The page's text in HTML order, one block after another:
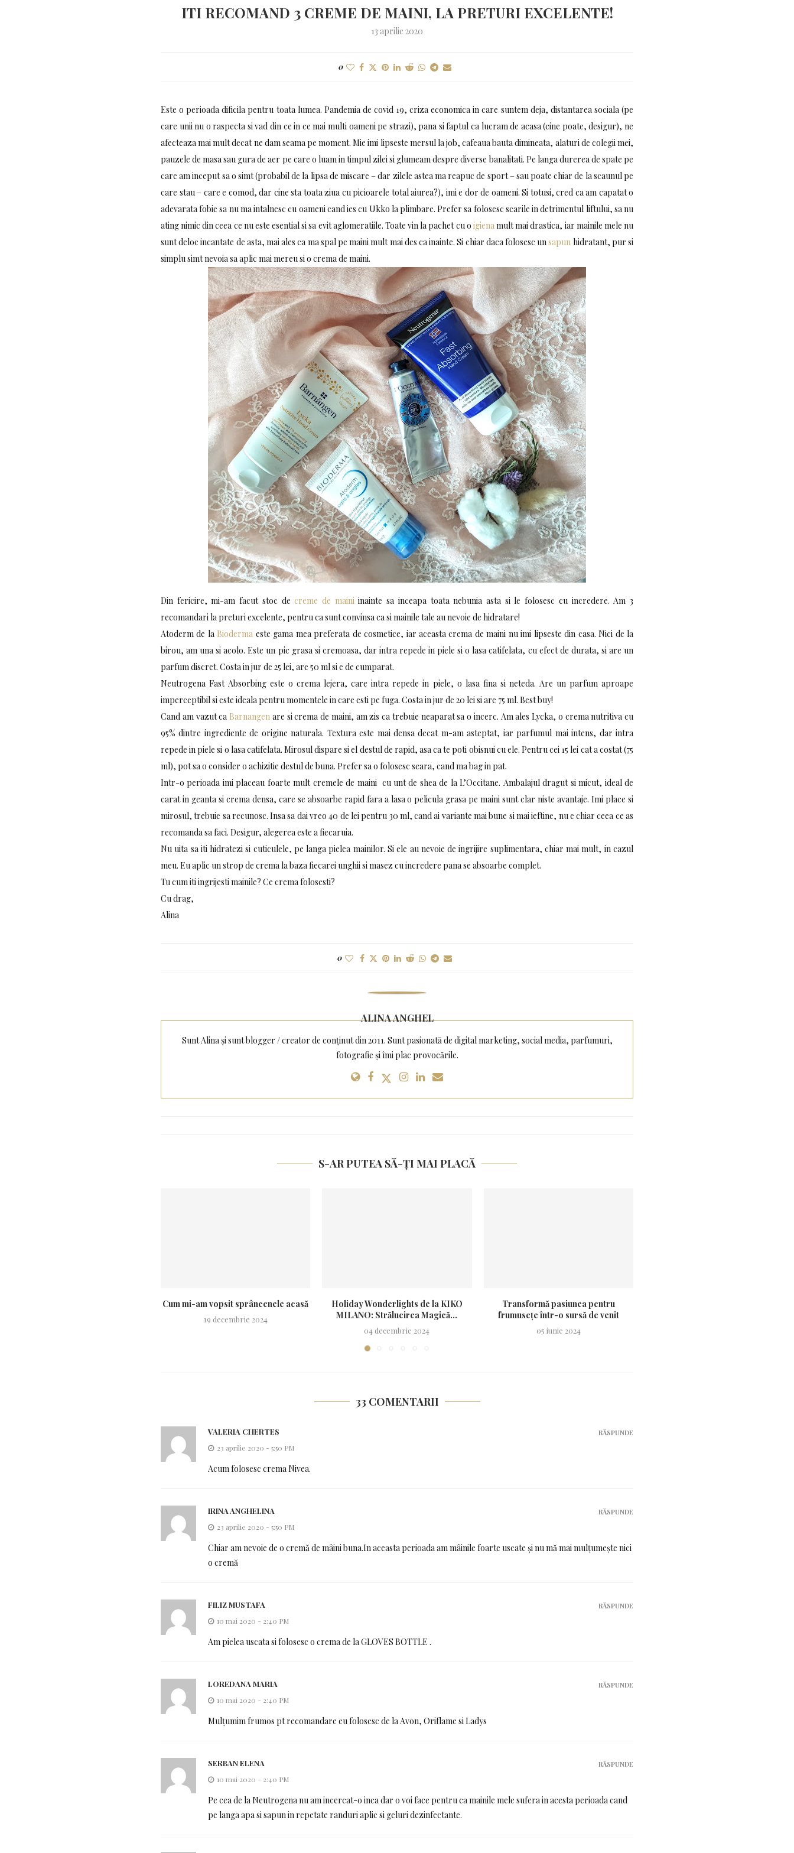
ITI RECOMAND 3 CREME DE MAINI, LA PRETURI EXCELENTE!
13 aprilie 2020
0
Este o perioada dificila pentru toata lumea. Pandemia de covid 19, criza economica in care suntem deja, distantarea sociala (pe
care unii nu o raspecta si vad din ce in ce mai multi oameni pe strazi), pana si faptul ca lucram de acasa (cine poate, desigur), ne
afecteaza mai mult decat ne dam seama pe moment. Mie imi lipseste mersul la job, cafeaua bauta dimineata, alaturi de colegii mei,
pauzele de masa sau gura de aer pe care o luam in timpul zilei si glumeam despre diverse banalitati. Pe langa durerea de spate pe
care am inceput sa o simt (probabil de la lipsa de miscare – dar zilele astea ma reapuc de sport – sau poate chiar de la scaunul pe
care stau – care e comod, dar cine sta toata ziua cu picioarele total aiurea?), imi e dor de oameni. Si totusi, cred ca am capatat o
adevarata fobie sa nu ma intalnesc cu oameni cand ies cu Ukko la plimbare. Prefer sa folosesc scarile in detrimentul liftului, sa nu
ating nimic din ceea ce nu este esential si sa evit aglomeratiile. Toate vin la pachet cu o igienamult mai drastica, iar mainile mele nu
sunt deloc incantate de asta, mai ales ca ma spal pe maini mult mai des ca inainte. Si chiar daca folosesc unsapun hidratant, pur si
simplu simt nevoia sa aplic mai mereu si o crema de maini.
Din fericire, mi-am facut stoc decreme de mainiinainte sa inceapa toata nebunia asta si le folosesc cu incredere. Am 3
recomandari la preturi excelente, pentru ca sunt convinsa ca si mainile tale au nevoie de hidratare!
Atoderm de la Bioderma este gama mea preferata de cosmetice, iar aceasta crema de maini nu imi lipseste din casa. Nici de la
birou, am una si acolo. Este un pic grasa si cremoasa, dar intra repede in piele si o lasa catifelata, cu efect de durata, si are un
parfum discret. Costa in jur de 25 lei, are 50 ml si e de cumparat.
Neutrogena Fast Absorbing este o crema lejera, care intra repede in piele, o lasa fina si neteda. Are un parfum aproape
imperceptibil si este ideala pentru momentele in care esti pe fuga. Costa in jur de 20 lei si are 75 ml. Best buy!
Cand am vazut ca Barnangen are si crema de maini, am zis ca trebuie neaparat sa o incerc. Am ales Lycka, o crema nutritiva cu
95% dintre ingrediente de origine naturala. Textura este mai densa decat m-am asteptat, iar parfumul mai intens, dar intra
repede in piele si o lasa catifelata. Mirosul dispare si el destul de rapid, asa ca te poti obisnui cu ele. Pentru cei 15 lei cat a costat (75
ml), pot sa o consider o achizitie destul de buna. Prefer sa o folosesc seara, cand ma bag in pat.
Intr-o perioada imi placeau foarte mult cremele de maini cu unt de shea de la L’Occitane. Ambalajul dragut si micut, ideal de
carat in geanta si crema densa, care se absoarbe rapid fara a lasa o pelicula grasa pe maini sunt clar niste avantaje. Imi place si
mirosul, trebuie sa recunosc. Insa sa dai vreo 40 de lei pentru 30 ml, cand ai variante mai bune si mai ieftine, nu e chiar ceea ce as
recomanda sa faci. Desigur, alegerea este a fiecaruia.
Nu uita sa iti hidratezi si cuticulele, pe langa pielea mainilor. Si ele au nevoie de ingrijire suplimentara, chiar mai mult, in cazul
meu. Eu aplic un strop de crema la baza fiecarei unghii si masez cu incredere pana se absoarbe complet.
Tu cum iti ingrijesti mainile? Ce crema folosesti?
Cu drag,
Alina
0
ALINA ANGHEL
Sunt Alina și sunt blogger / creator de conținut din 2011. Sunt pasionată de digital marketing, social media, parfumuri,
fotografie și îmi plac provocările.
S-AR PUTEA SĂ-ȚI MAI PLACĂ
Cum mi-am vopsit sprâncenele acasă
19 decembrie 2024
Holiday Wonderlights de la KIKO
MILANO: Strălucirea Magică...
04 decembrie 2024
Transformă pasiunea pentru
frumusețe într-o sursă de venit
05 iunie 2024
33 COMENTARII
VALERIA CHERTES
23 aprilie 2020 - 5:50 PM
Acum folosesc crema Nivea.
RĂSPUNDE
IRINA ANGHELINA
23 aprilie 2020 - 5:50 PM
Chiar am nevoie de o cremă de mâini buna.In aceasta perioada am mâinile foarte uscate și nu mă mai mulțumește nici
o cremă
RĂSPUNDE
FILIZ MUSTAFA
10 mai 2020 - 2:40 PM
Am pielea uscata si folosesc o crema de la GLOVES BOTTLE .
RĂSPUNDE
LOREDANA MARIA
10 mai 2020 - 2:40 PM
Mulțumim frumos pt recomandare eu folosesc de la Avon, Oriflame si Ladys
RĂSPUNDE
SERBAN ELENA
10 mai 2020 - 2:40 PM
Pe cea de la Neutrogena nu am incercat-o inca dar o voi face pentru ca mainile mele sufera in acesta perioada cand
pe langa apa si sapun in repetate randuri aplic si geluri dezinfectante.
RĂSPUNDE